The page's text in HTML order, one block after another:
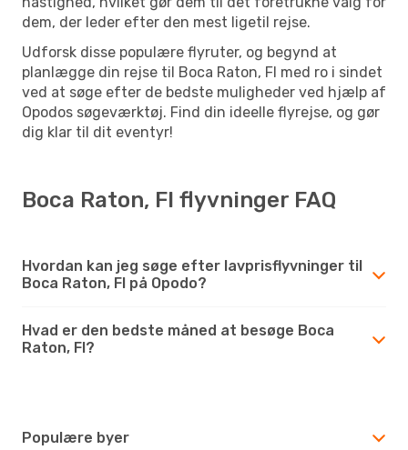
dem, der leder efter den mest ligetil rejse.
Udforsk disse populære flyruter, og begynd at
planlægge din rejse til Boca Raton, Fl med ro i sindet
ved at søge efter de bedste muligheder ved hjælp af
Opodos søgeværktøj. Find din ideelle flyrejse, og gør
dig klar til dit eventyr!
Boca Raton, Fl flyvninger FAQ
Hvordan kan jeg søge efter lavprisflyvninger til
Boca Raton, Fl på Opodo?
Hvad er den bedste måned at besøge Boca
Raton, Fl?
Populære byer